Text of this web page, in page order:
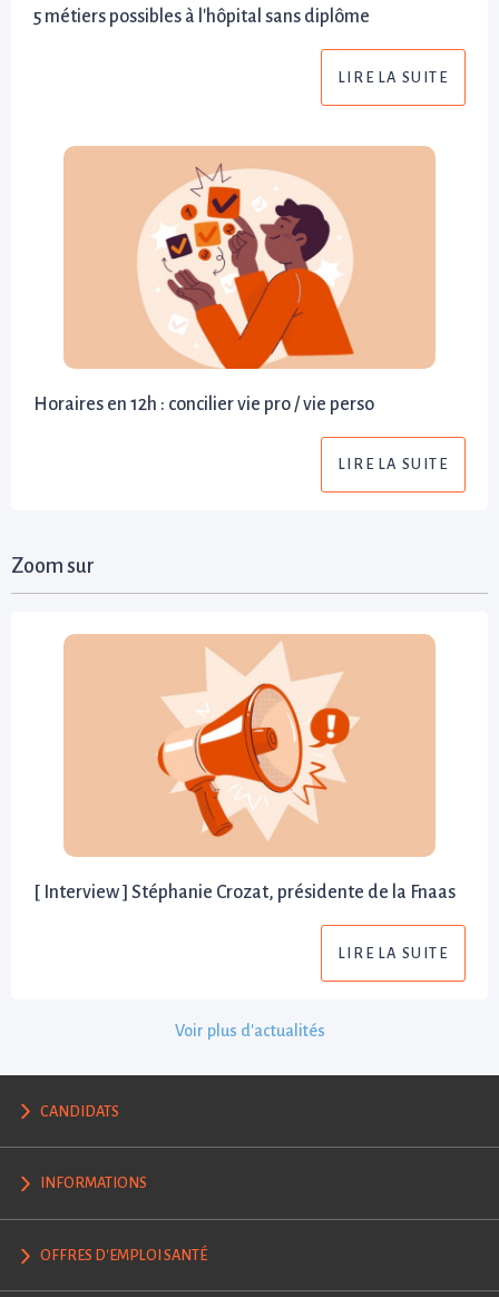
5 métiers possibles à l'hôpital sans diplôme
LIRE LA SUITE
Horaires en 12h : concilier vie pro / vie perso
LIRE LA SUITE
Zoom sur
[ Interview ] Stéphanie Crozat, présidente de la Fnaas
LIRE LA SUITE
Voir plus d'actualités
CANDIDATS
INFORMATIONS
OFFRES D'EMPLOI SANTÉ